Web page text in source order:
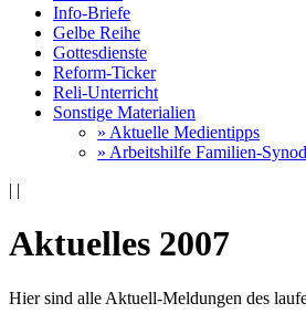
Info-Briefe
Gelbe Reihe
Gottesdienste
Reform-Ticker
Reli-Unterricht
Sonstige Materialien
» Aktuelle Medientipps
» Arbeitshilfe Familien-
| |
Aktuelles 2007
Hier sind alle Aktuell-Meldungen des